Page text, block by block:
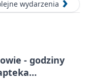
wydarzenia
- godziny